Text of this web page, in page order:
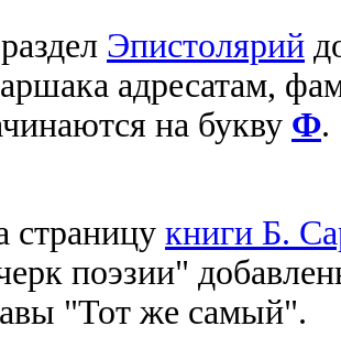
Эпистолярий
адресатам,
на букву Ф.
страницу книги Б.
поэзии"
"Тот же самый".